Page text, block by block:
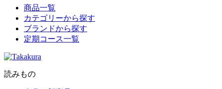
商品一覧
カテゴリーから探す
ブランドから探す
定期コース一覧
読みもの